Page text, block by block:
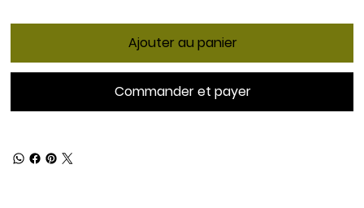
Ajouter au panier
Commander et payer